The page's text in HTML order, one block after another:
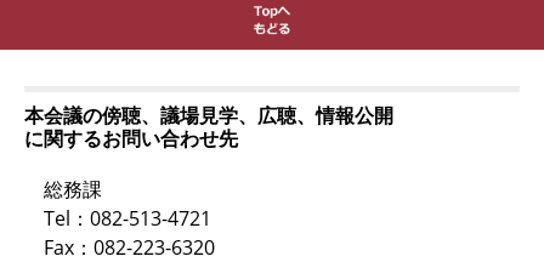
本会議の傍聴、議場見学、広聴、情報公開
に関するお問い合わせ先
総務課
Tel：082-513-4721
Fax：082-223-6320